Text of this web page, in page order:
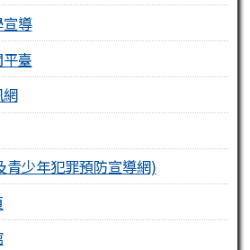
導
臺
青少年犯罪預防宣導網)